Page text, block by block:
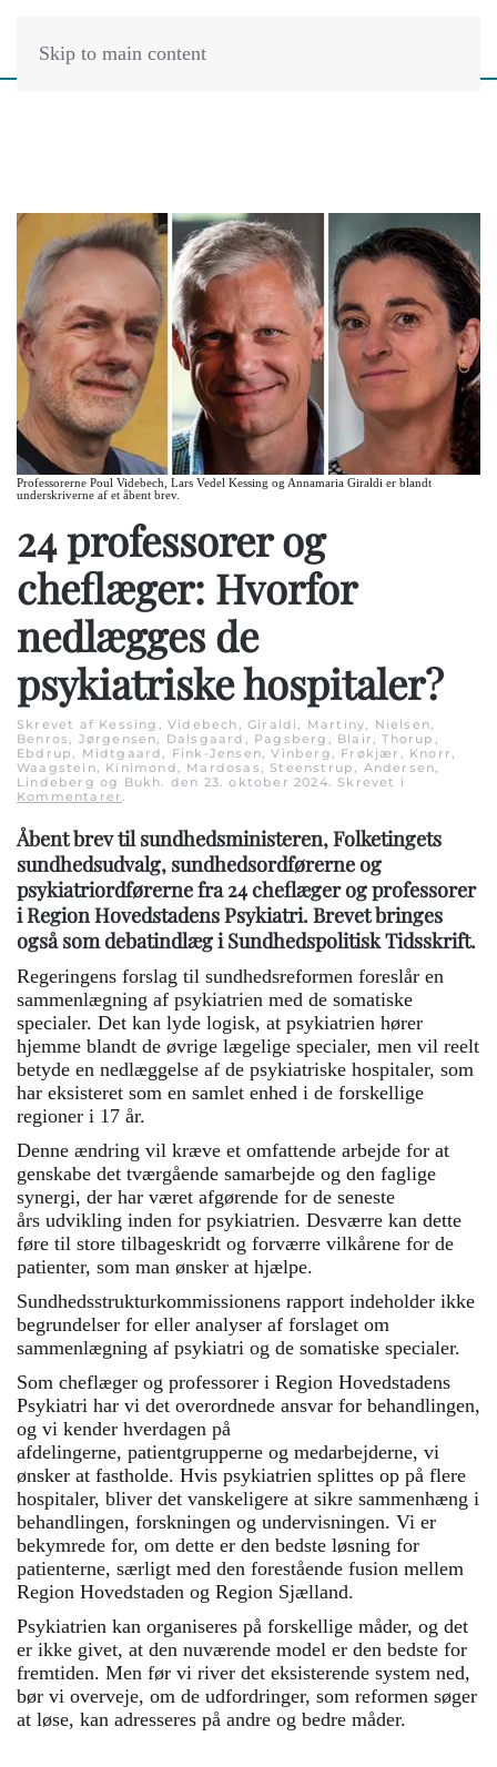
Skip to main content
Professorerne Poul Videbech, Lars Vedel Kessing og Annamaria Giraldi er blandt
underskriverne af et åbent brev.
24 professorer og
cheflæger: Hvorfor
nedlægges de
psykiatriske hospitaler?
Skrevet af Kessing, Videbech, Giraldi, Martiny, Nielsen,
Benros, Jørgensen, Dalsgaard, Pagsberg, Blair, Thorup,
Ebdrup, Midtgaard, Fink-Jensen, Vinberg, Frøkjær, Knorr,
Waagstein, Kinimond, Mardosas, Steenstrup, Andersen,
Lindeberg og Bukh. den 23. oktober 2024 . Skrevet i
Kommentarer
Åbent brev til sundhedsministeren, Folketingets
sundhedsudvalg, sundhedsordførerne og
psykiatriordførerne fra 24 cheflæger og professorer
i Region Hovedstadens Psykiatri. Brevet bringes
også som debatindlæg i Sundhedspolitisk Tidsskrift.
Regeringens forslag til sundhedsreformen foreslår en
sammenlægning af psykiatrien med de somatiske
specialer. Det kan lyde logisk, at psykiatrien hører
hjemme blandt de øvrige lægelige specialer, men vil reelt
betyde en nedlæggelse af de psykiatriske hospitaler, som
har eksisteret som en samlet enhed i de forskellige
regioner i 17 år.
Denne ændring vil kræve et omfattende arbejde for at
genskabe det tværgående samarbejde og den faglige
synergi, der har været afgørende for de seneste
års udvikling inden for psykiatrien. Desværre kan dette
føre til store tilbageskridt og forværre vilkårene for de
patienter, som man ønsker at hjælpe.
Sundhedsstrukturkommissionens rapport indeholder ikke
begrundelser for eller analyser af forslaget om
sammenlægning af psykiatri og de somatiske specialer.
Som cheflæger og professorer i Region Hovedstadens
Psykiatri har vi det overordnede ansvar for behandlingen,
og vi kender hverdagen på
afdelingerne, patientgrupperne og medarbejderne, vi
ønsker at fastholde. Hvis psykiatrien splittes op på flere
hospitaler, bliver det vanskeligere at sikre sammenhæng i
behandlingen, forskningen og undervisningen. Vi er
bekymrede for, om dette er den bedste løsning for
patienterne, særligt med den forestående fusion mellem
Region Hovedstaden og Region Sjælland.
Psykiatrien kan organiseres på forskellige måder, og det
er ikke givet, at den nuværende model er den bedste for
fremtiden. Men før vi river det eksisterende system ned,
bør vi overveje, om de udfordringer, som reformen søger
at løse, kan adresseres på andre og bedre måder.